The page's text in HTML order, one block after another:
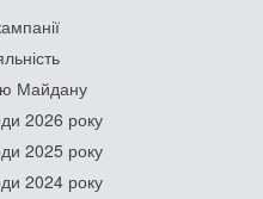
Майдану
2026 року
2025 року
2024 року